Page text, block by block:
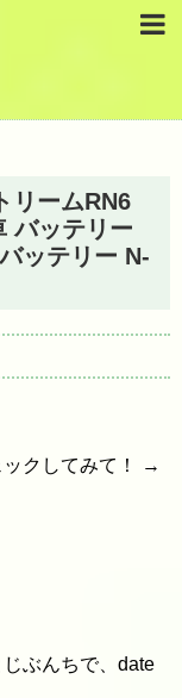
リームRN6
バッテリー
ッテリー N-
ックしてみて！ →
ぶんちで、date